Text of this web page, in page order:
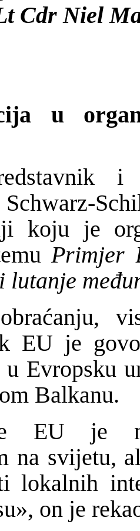
Cdr Niel
u
i
koju je
Primjer
EU je
u Evropsku
Balkanu.
EU je
na svijetu,
lokalnih
on je